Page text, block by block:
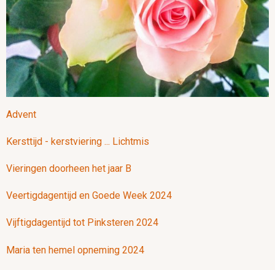
Advent
Kersttijd - kerstviering ... Lichtmis
Vieringen doorheen het jaar B
Veertigdagentijd en Goede Week 2024
Vijftigdagentijd tot Pinksteren 2024
Maria ten hemel opneming 2024